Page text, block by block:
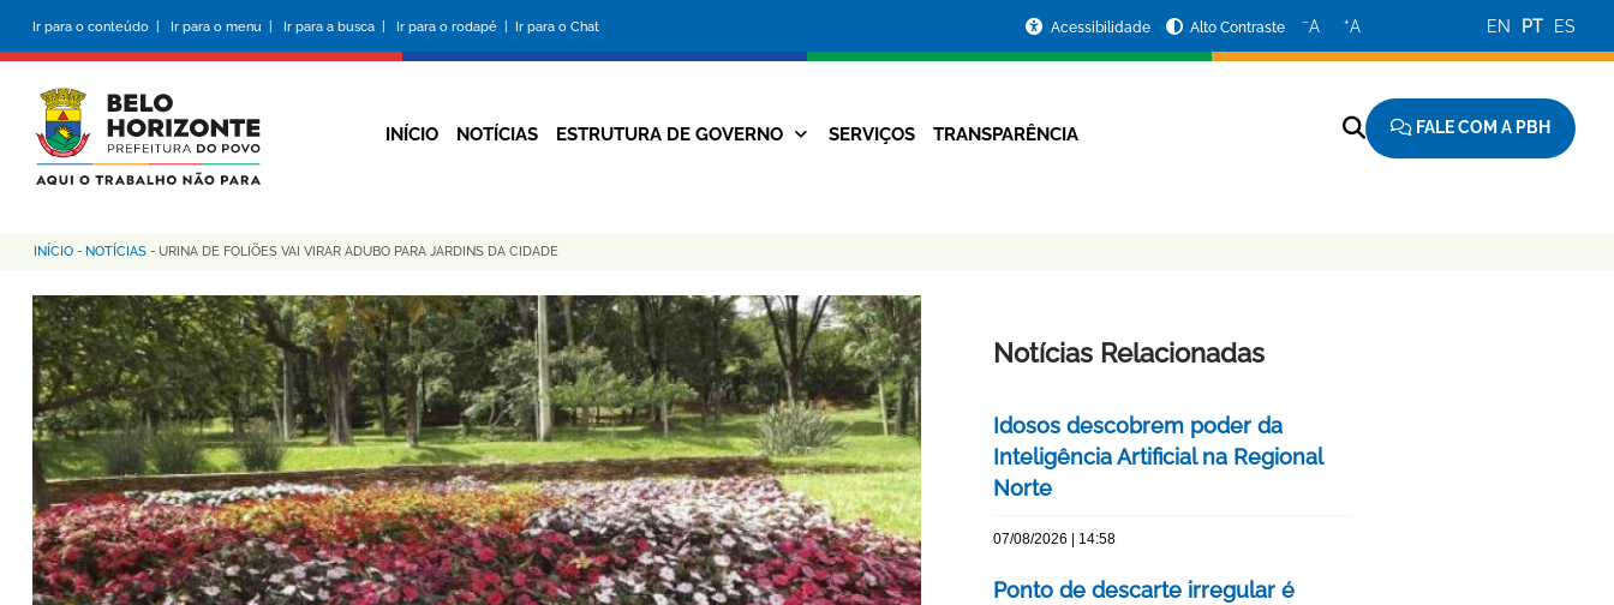
conteúdo
principal
Ir para o conteúdo | Ir para o menu | Ir para a busca | Ir para o rodapé | Ir para o Chat
da
Prefeitura
Acessibilidade Alto Contraste −A +A EN PT ES
Navegação
INÍCIO NOTÍCIAS ESTRUTURA DE GOVERNO SERVIÇOS TRANSPARÊNCIA FALE COM A PBH
Trilha
de
navegação
INÍCIO - NOTÍCIAS - URINA DE FOLIÕES VAI VIRAR ADUBO PARA JARDINS DA CIDADE
Notícias Relacionadas
Idosos descobrem poder da
Inteligência Artificial na Regional
Norte
07/08/2026 | 14:58
Ponto de descarte irregular é